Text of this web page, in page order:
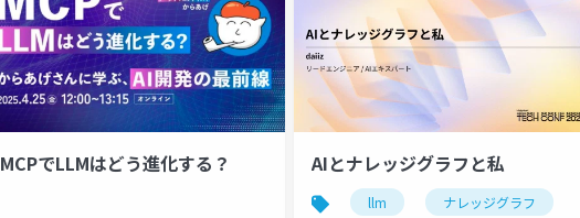
MCPでLLMはどう進化する？ AIとナレッジグラフと私
llm ナレッジグラフ